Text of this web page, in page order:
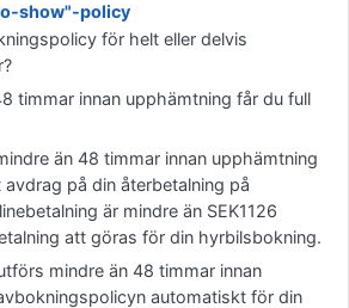
show"-policy
för helt eller delvis
timmar innan upphämtning får du full
än 48 timmar innan upphämtning
på din återbetalning på
är mindre än SEK1126
att göras för din hyrbilsbokning.
mindre än 48 timmar innan
automatiskt för din